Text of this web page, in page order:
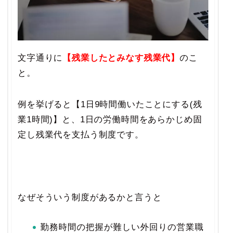
文字通りに 【残業したとみなす残業代】のこ
と。
例を挙げると【1日9時間働いたことにする(残
業1時間)】と、1日の労働時間をあらかじめ固
定し残業代を支払う制度です。
なぜそういう制度があるかと言うと
勤務時間の把握が難しい外回りの営業職